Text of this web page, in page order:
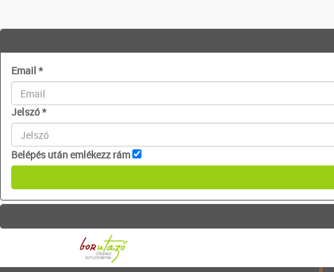
Email *
Jelszó*
Belépés után emlékezz rám